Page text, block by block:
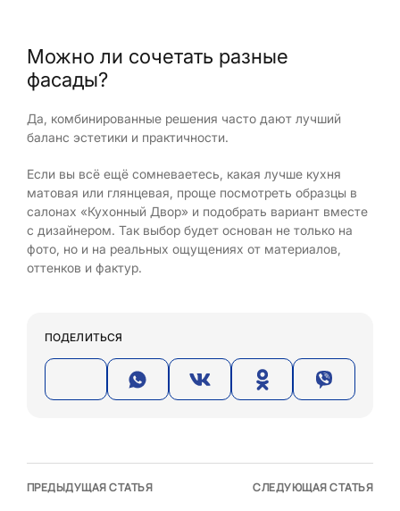
Можно ли сочетать разные
фасады?
Да, комбинированные решения часто дают лучший
баланс эстетики и практичности.
Если вы всё ещё сомневаетесь, какая лучше кухня
матовая или глянцевая, проще посмотреть образцы в
салонах «Кухонный Двор» и подобрать вариант вместе
с дизайнером. Так выбор будет основан не только на
фото, но и на реальных ощущениях от материалов,
оттенков и фактур.
ПОДЕЛИТЬСЯ
ПРЕДЫДУЩАЯ СТАТЬЯ СЛЕДУЮЩАЯ СТАТЬЯ